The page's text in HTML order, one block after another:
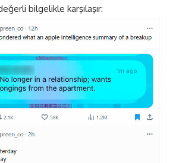
bilgelikle karşılaşır: